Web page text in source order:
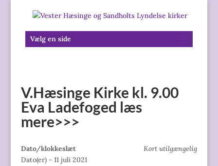
Vælg en side
V.Hæsinge Kirke kl. 9.00
Eva Ladefoged læs
mere>>>
Kort utilgængelig
Dato/klokkeslæt
Dato(er) - 11 juli 2021